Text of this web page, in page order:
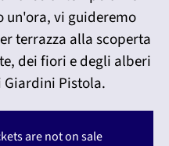
un'ora, vi guideremo
terrazza alla scoperta
dei fiori e degli alberi
Giardini Pistola.
are not on sale